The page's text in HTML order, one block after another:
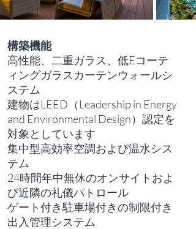
構築機能
高性能、二重ガラス、低Eコーテ
ィングガラスカーテンウォールシ
ステム
建物はLEED（Leadership in Energy
and Environmental Design）認定を
対象としています
集中型高効率空調および温水シス
テム
24時間年中無休のオンサイトおよ
び近隣の礼儀パトロール
ゲート付き駐車場付きの制限付き
出入管理システム